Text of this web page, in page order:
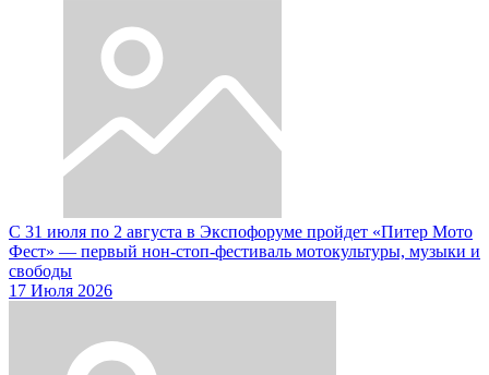
С 31 июля по 2 августа в Экспофоруме пройдет «Питер Мото
Фест» — первый нон-стоп-фестиваль мотокультуры, музыки и
свободы
17 Июля 2026